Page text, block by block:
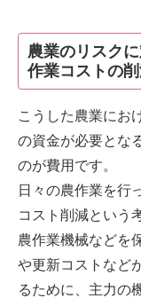
農業のリスク
作業コストの
こうした農業にお
の資金が必要とな
のが費用です。
日々の農作業を行
コスト削減という
農作業機械などを
や更新コストなど
るために、主力の